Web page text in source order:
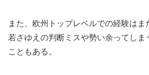
また、欧州トップレベルでの経験はま
若さゆえの判断ミスや勢い余ってしま
こともある。